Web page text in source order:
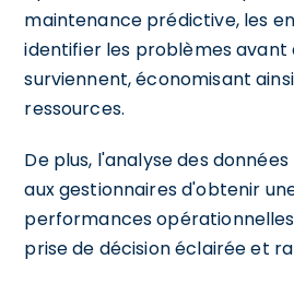
maintenance prédictive, les
identifier les problèmes avant
surviennent, économisant
ressources.
De plus, l'analyse des
aux gestionnaires d'obtenir
performances
prise de décision éclairée et